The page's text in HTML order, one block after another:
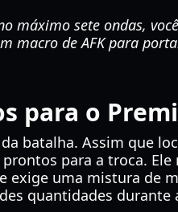
máximo sete ondas,
macro de AFK para
para o
batalha. Assim que
para a troca.
exige uma mistura de
quantidades durante